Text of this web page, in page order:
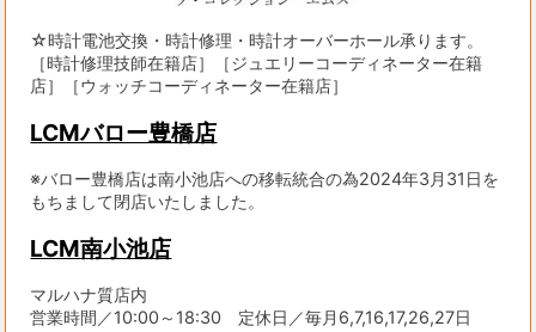
☆時計電池交換・時計修理・時計オーバーホール承ります。
［時計修理技師在籍店］［ジュエリーコーディネーター在籍
店］［ウォッチコーディネーター在籍店］
LCMバロー豊橋店
※バロー豊橋店は南小池店への移転統合の為2024年3月31日を
もちまして閉店いたしました。
LCM南小池店
マルハナ質店内
営業時間／10:00～18:30 定休日／毎月6,7,16,17,26,27日